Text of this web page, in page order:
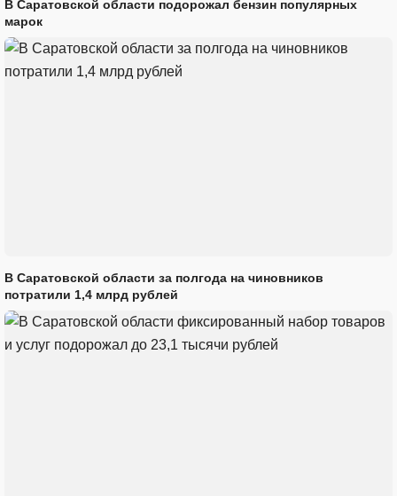
В Саратовской области подорожал бензин популярных
марок
В Саратовской области за полгода на чиновников
потратили 1,4 млрд рублей